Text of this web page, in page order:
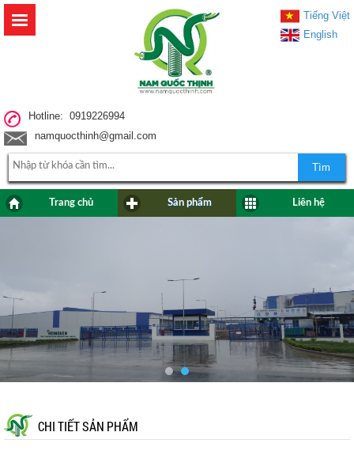
Hotline: 0919226994
namquocthinh@gmail.com
Tiếng Việt
English
Tìm
Trang chủ Sản phẩm Liên hệ
CHI TIẾT SẢN PHẨM